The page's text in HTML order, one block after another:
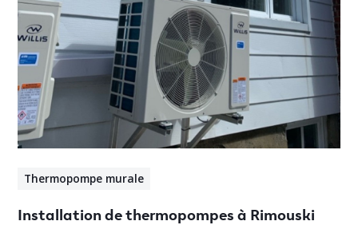
Thermopompe murale
Installation de thermopompes à Rimouski